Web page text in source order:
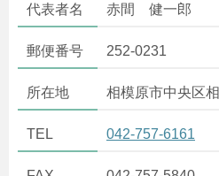
代表者名 赤間 健一郎
郵便番号 252-0231
所在地 相模原市中央区
TEL 042-757-6161